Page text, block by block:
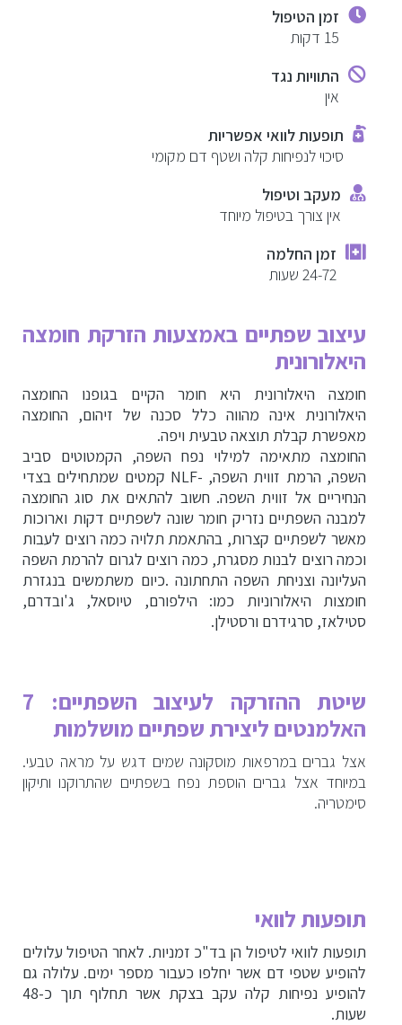
צור קשרזמן הטיפול
15 דקות
התוויות נגד
אין
תופעות לוואי אפשריות
סיכוי לנפיחות קלה ושטף דם מקומי
מעקב וטיפול
אין צורך בטיפול מיוחד
זמן החלמה
24-72 שעות
עיצוב שפתיים באמצעות הזרקת חומצה
היאלורונית
חומצה היאלורונית היא חומר הקיים בגופנו החומצה
היאלורונית אינה מהווה כלל סכנה של זיהום, החומצה
מאפשרת קבלת תוצאה טבעית ויפה.
החומצה מתאימה למילוי נפח השפה, הקמטוטים סביב
השפה, הרמת זווית השפה, -NLF קמטים שמתחילים בצדי
הנחיריים אל זווית השפה. חשוב להתאים את סוג החומצה
למבנה השפתיים נזריק חומר שונה לשפתיים דקות וארוכות
מאשר לשפתיים קצרות, בהתאמת תלויה כמה רוצים לעבות
וכמה רוצים לבנות מסגרת, כמה רוצים לגרום להרמת השפה
העליונה וצניחת השפה התחתונה .כיום משתמשים בנגזרת
חומצות היאלורוניות כמו: הילפורם, טיוסאל, ג'ובדרם,
סטילאז, סרגידרם ורסטילן.
שיטת ההזרקה לעיצוב השפתיים: 7
האלמנטים ליצירת שפתיים מושלמות
אצל גברים במרפאות מוסקונה שמים דגש על מראה טבעי.
במיוחד אצל גברים הוספת נפח בשפתיים שהתרוקנו ותיקון
סימטריה.
תופעות לוואי
תופעות לוואי לטיפול הן בד"כ זמניות. לאחר הטיפול עלולים
להופיע שטפי דם אשר יחלפו כעבור מספר ימים. עלולה גם
להופיע נפיחות קלה עקב בצקת אשר תחלוף תוך כ-48
שעות.